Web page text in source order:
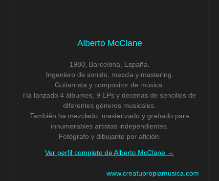
Alberto McClane
1980, Barcelona, España.
Ingeniero de sonido, mezcla y mastering.
Guitarrista y compositor de música.
Ha lanzado 4 álbumes, 9 EPs y decenas de sencillos de
diferentes géneros musicales.
También ha mezclado, masterizado y grabado para
innumerables artistas independientes.
Fotógrafo y dibujante por afición.
Ver perfil completo de Alberto McClane →
www.creatupropiamusica.com